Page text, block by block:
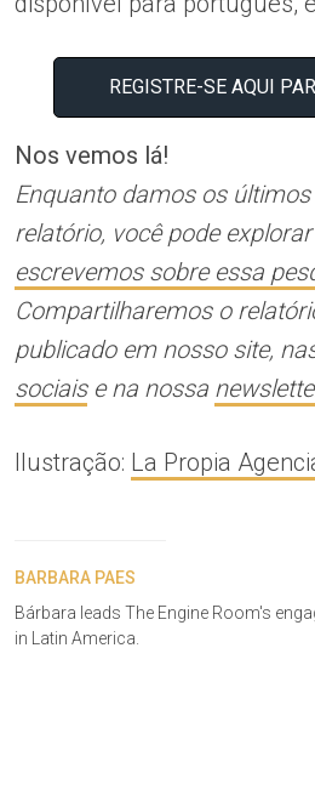
REGISTRE-SE AQUI
Nos vemos lá!
Enquanto damos os
relatório, você pode explorar
escrevemos sobre essa
Compartilharemos o
publicado em nosso site,
sociaise na nossa
Ilustração: La Propia
BARBARA PAES
Bárbara leads The Engine Room's
in Latin America.